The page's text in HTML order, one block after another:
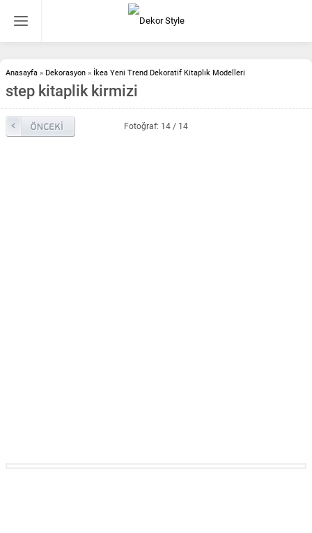
Anasayfa » Dekorasyon » İkea Yeni Trend Dekoratif Kitaplık Modelleri
step kitaplik kirmizi
Fotoğraf: 14 / 14